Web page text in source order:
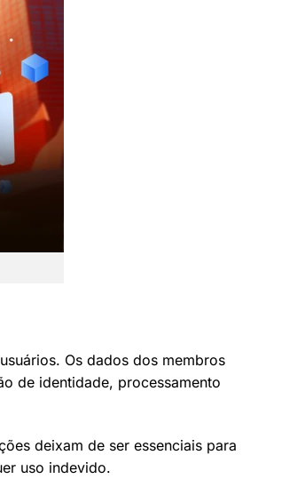
Os dados dos membros
de identidade, processamento
deixam de ser essenciais para
uso indevido.